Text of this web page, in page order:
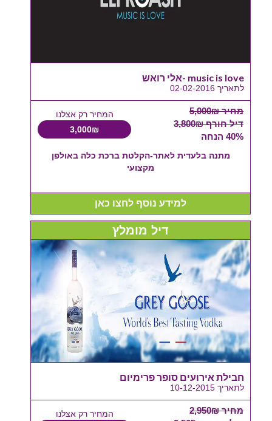
music is love -אלי רואש
לתאריך 02-02-2016
מחיר 5,000₪
דיל חורף 3,800₪
40% הנחה
המחיר רק אצלנו
3,000₪
מתנה בלעדית לאתר-הקלטת ברכת כלה באולפן
מקצועי
למידע נוסף לחצו כאן
דיל מומלץ
חבילת אירועים סופר פרימיום
לתאריך 10-12-2015
מחיר 2,950₪
המחיר רק אצלנו